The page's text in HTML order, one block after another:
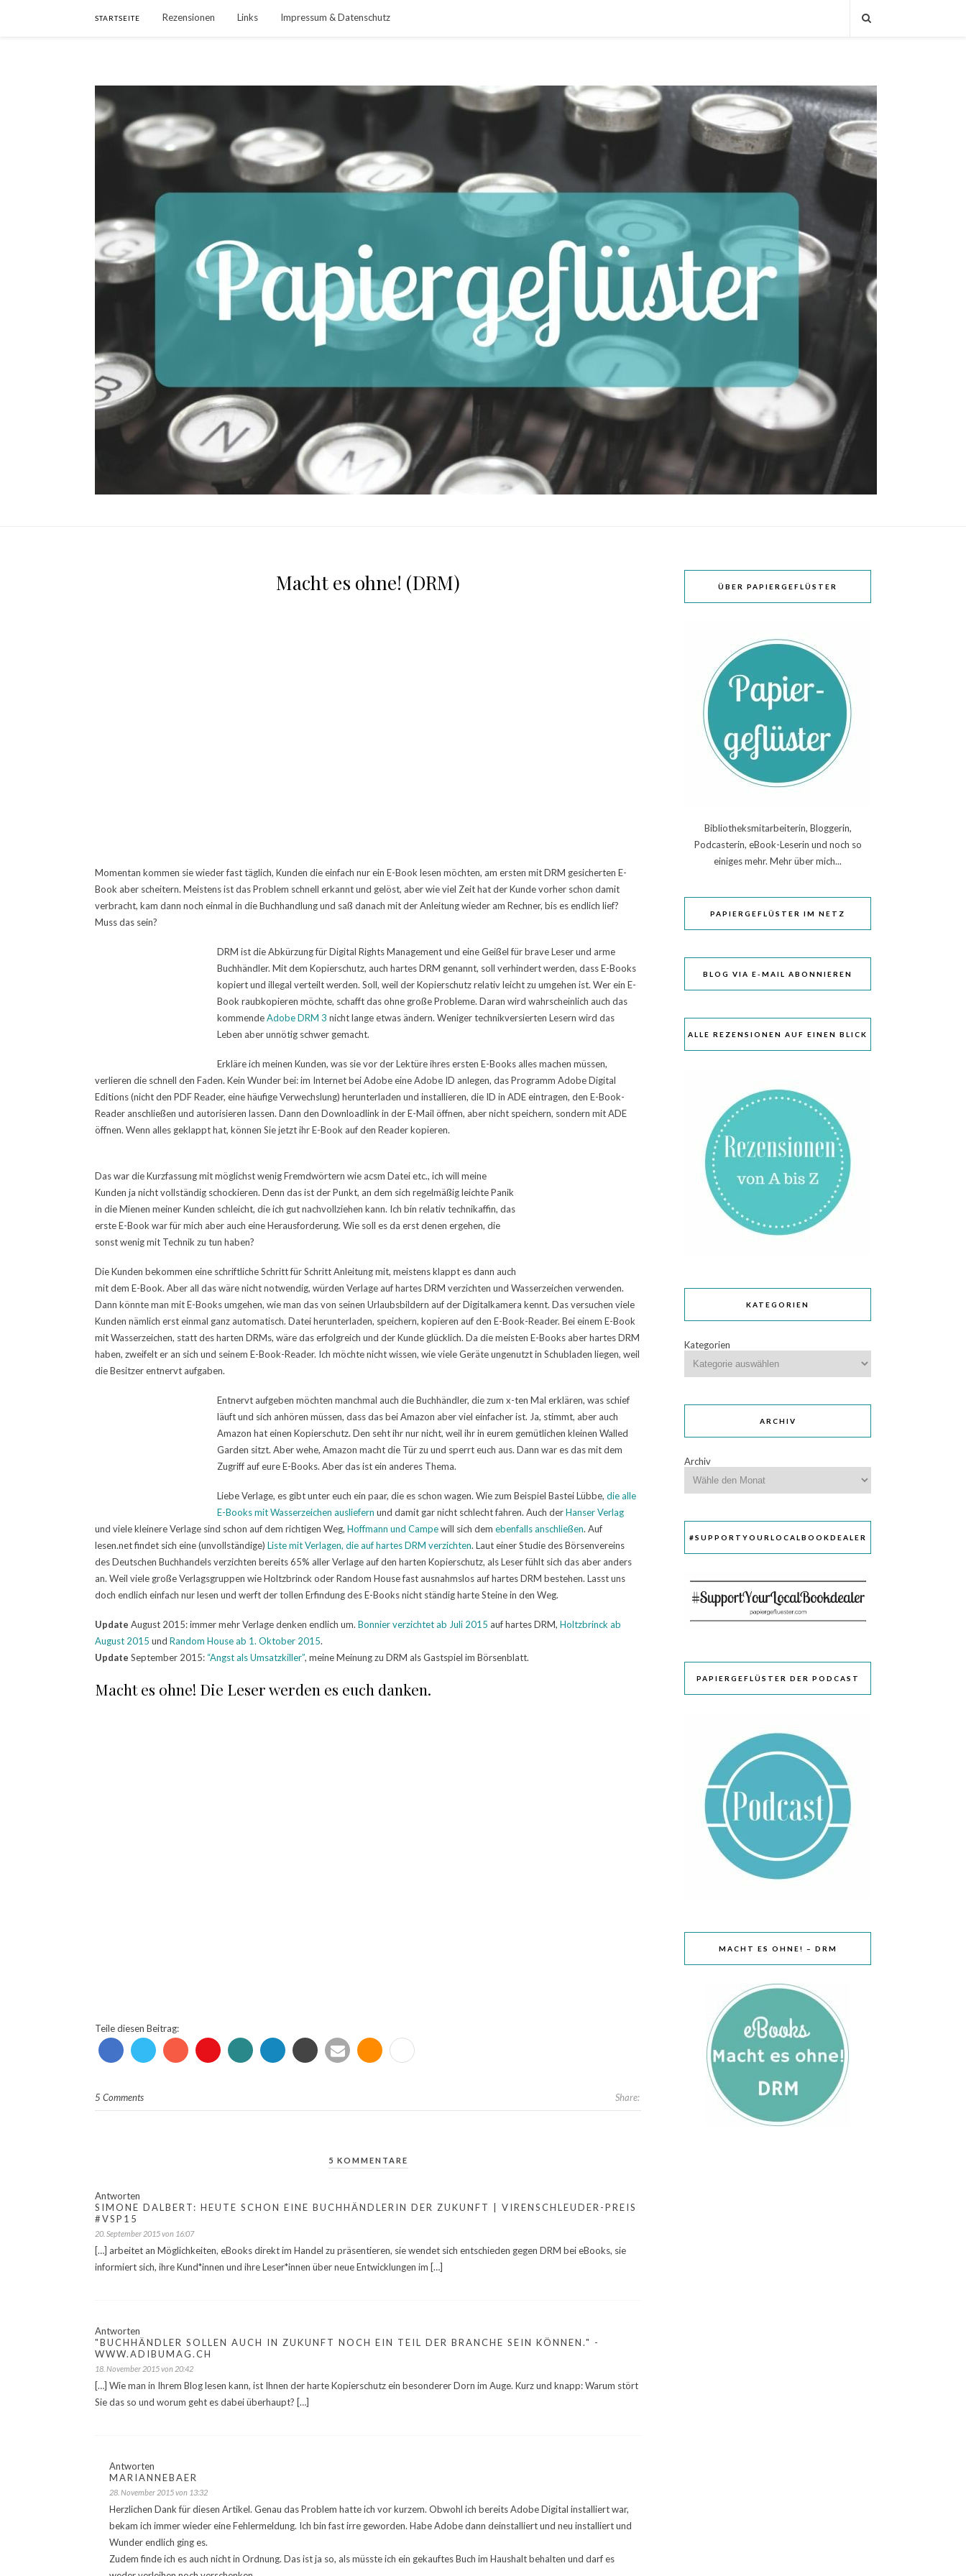
STARTSEITE Rezensionen Links Impressum & Datenschutz
Macht es ohne! (DRM)
Momentan kommen sie wieder fast täglich, Kunden die einfach nur ein E-Book lesen möchten, am ersten mit DRM gesicherten E-
Book aber scheitern. Meistens ist das Problem schnell erkannt und gelöst, aber wie viel Zeit hat der Kunde vorher schon damit
verbracht, kam dann noch einmal in die Buchhandlung und saß danach mit der Anleitung wieder am Rechner, bis es endlich lief?
Muss das sein?
DRM ist die Abkürzung für Digital Rights Management und eine Geißel für brave Leser und arme
Buchhändler. Mit dem Kopierschutz, auch hartes DRM genannt, soll verhindert werden, dass E-Books
kopiert und illegal verteilt werden. Soll, weil der Kopierschutz relativ leicht zu umgehen ist. Wer ein E-
Book raubkopieren möchte, schafft das ohne große Probleme. Daran wird wahrscheinlich auch das
kommendeAdobe DRM 3 nicht lange etwas ändern. Weniger technikversierten Lesern wird das
Leben aber unnötig schwer gemacht.
Erkläre ich meinen Kunden, was sie vor der Lektüre ihres ersten E-Books alles machen müssen,
verlieren die schnell den Faden. Kein Wunder bei: im Internet bei Adobe eine Adobe ID anlegen, das Programm Adobe Digital
Editions (nicht den PDF Reader, eine häufige Verwechslung) herunterladen und installieren, die ID in ADE eintragen, den E-Book-
Reader anschließen und autorisieren lassen. Dann den Downloadlink in der E-Mail öffnen, aber nicht speichern, sondern mit ADE
öffnen. Wenn alles geklappt hat, können Sie jetzt ihr E-Book auf den Reader kopieren.
Das war die Kurzfassung mit möglichst wenig Fremdwörtern wie acsm Datei etc., ich will meine
Kunden ja nicht vollständig schockieren. Denn das ist der Punkt, an dem sich regelmäßig leichte Panik
in die Mienen meiner Kunden schleicht, die ich gut nachvollziehen kann. Ich bin relativ technikaffin, das
erste E-Book war für mich aber auch eine Herausforderung. Wie soll es da erst denen ergehen, die
sonst wenig mit Technik zu tun haben?
Die Kunden bekommen eine schriftliche Schritt für Schritt Anleitung mit, meistens klappt es dann auch
mit dem E-Book. Aber all das wäre nicht notwendig, würden Verlage auf hartes DRM verzichten und Wasserzeichen verwenden.
Dann könnte man mit E-Books umgehen, wie man das von seinen Urlaubsbildern auf der Digitalkamera kennt. Das versuchen viele
Kunden nämlich erst einmal ganz automatisch. Datei herunterladen, speichern, kopieren auf den E-Book-Reader. Bei einem E-Book
mit Wasserzeichen, statt des harten DRMs, wäre das erfolgreich und der Kunde glücklich. Da die meisten E-Books aber hartes DRM
haben, zweifelt er an sich und seinem E-Book-Reader. Ich möchte nicht wissen, wie viele Geräte ungenutzt in Schubladen liegen, weil
die Besitzer entnervt aufgaben.
Entnervt aufgeben möchten manchmal auch die Buchhändler, die zum x-ten Mal erklären, was schief
läuft und sich anhören müssen, dass das bei Amazon aber viel einfacher ist. Ja, stimmt, aber auch
Amazon hat einen Kopierschutz. Den seht ihr nur nicht, weil ihr in eurem gemütlichen kleinen Walled
Garden sitzt. Aber wehe, Amazon macht die Tür zu und sperrt euch aus. Dann war es das mit dem
Zugriff auf eure E-Books. Aber das ist ein anderes Thema.
Liebe Verlage, es gibt unter euch ein paar, die es schon wagen. Wie zum Beispiel Bastei Lübbe, die alle
E-Books mit Wasserzeichen ausliefern und damit gar nicht schlecht fahren. Auch derHanser Verlag
und viele kleinere Verlage sind schon auf dem richtigen Weg, Hoffmann und Campewill sich dem ebenfalls anschließen. Auf
lesen.net findet sich eine (unvollständige) Liste mit Verlagen, die auf hartes DRM verzichten. Laut einer Studie des Börsenvereins
des Deutschen Buchhandels verzichten bereits 65% aller Verlage auf den harten Kopierschutz, als Leser fühlt sich das aber anders
an. Weil viele große Verlagsgruppen wie Holtzbrinck oder Random House fast ausnahmslos auf hartes DRM bestehen. Lasst uns
doch endlich einfach nur lesen und werft der tollen Erfindung des E-Books nicht ständig harte Steine in den Weg.
Update August 2015: immer mehr Verlage denken endlich um. Bonnier verzichtet ab Juli 2015 auf hartes DRM, Holtzbrinck ab
August 2015 und Random House ab 1. Oktober 2015.
Update September 2015: “Angst als Umsatzkiller”, meine Meinung zu DRM als Gastspiel im Börsenblatt.
Macht es ohne! Die Leser werden es euch danken.
Teile diesen Beitrag:
5 Comments Share:
5 KOMMENTARE
Antworten
SIMONE DALBERT: HEUTE SCHON EINE BUCHHÄNDLERIN DER ZUKUNFT | VIRENSCHLEUDER-PREIS
#VSP15
20. September 2015 von 16:07
[…] arbeitet an Möglichkeiten, eBooks direkt im Handel zu präsentieren, sie wendet sich entschieden gegen DRM bei eBooks, sie
informiert sich, ihre Kund*innen und ihre Leser*innen über neue Entwicklungen im […]
Antworten
"BUCHHÄNDLER SOLLEN AUCH IN ZUKUNFT NOCH EIN TEIL DER BRANCHE SEIN KÖNNEN." -
WWW.ADIBUMAG.CH
18. November 2015 von 20:42
[…] Wie man in Ihrem Blog lesen kann, ist Ihnen der harte Kopierschutz ein besonderer Dorn im Auge. Kurz und knapp: Warum stört
Sie das so und worum geht es dabei überhaupt? […]
Antworten
MARIANNEBAER
28. November 2015 von 13:32
Herzlichen Dank für diesen Artikel. Genau das Problem hatte ich vor kurzem. Obwohl ich bereits Adobe Digital installiert war,
bekam ich immer wieder eine Fehlermeldung. Ich bin fast irre geworden. Habe Adobe dann deinstalliert und neu installiert und
Wunder endlich ging es.
Zudem finde ich es auch nicht in Ordnung. Das ist ja so, als müsste ich ein gekauftes Buch im Haushalt behalten und darf es
ÜBER PAPIERGEFLÜSTER
Bibliotheksmitarbeiterin, Bloggerin,
Podcasterin, eBook-Leserin und noch so
einiges mehr. Mehr über mich...
PAPIERGEFLÜSTER IM NETZ
BLOG VIA E-MAIL ABONNIEREN
ALLE REZENSIONEN AUF EINEN BLICK
KATEGORIEN
Kategorien
ARCHIV
Archiv
#SUPPORTYOURLOCALBOOKDEALER
PAPIERGEFLÜSTER DER PODCAST
MACHT ES OHNE! – DRM